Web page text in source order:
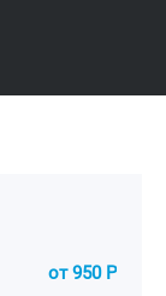
от 950 Р